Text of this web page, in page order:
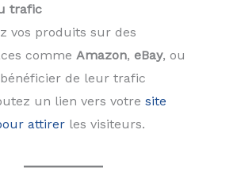
trafic
vos produits sur des
comme Amazon, eBay, ou
de leur trafic
un lien vers votre site
attirer les visiteurs.